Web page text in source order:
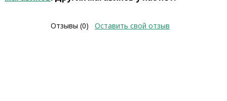
Отзывы (0) Оставить свой отзыв